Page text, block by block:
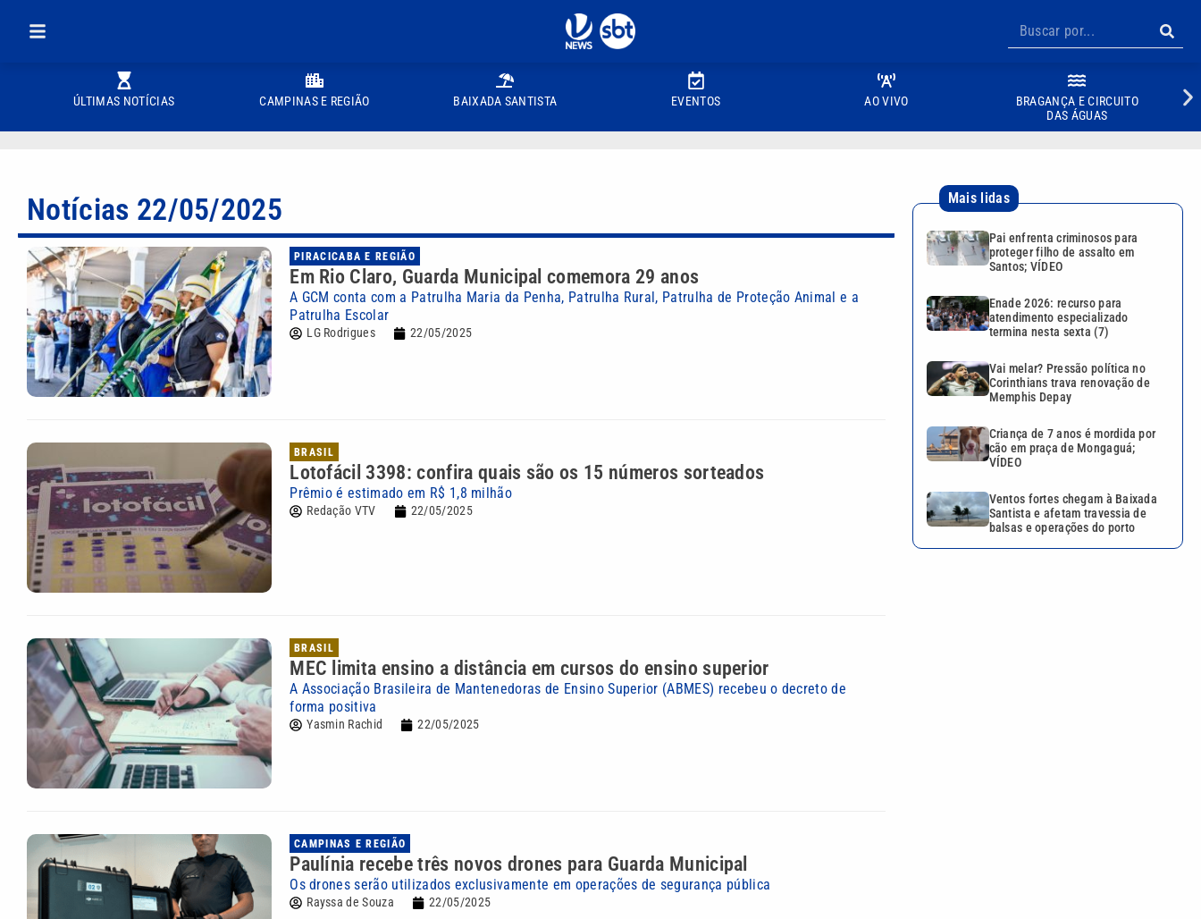
ÚLTIMAS NOTÍCIAS CAMPINAS E REGIÃO BAIXADA SANTISTA EVENTOS AO VIVO
BRAGANÇA E CIRCUITO
DAS ÁGUAS
Notícias 22/05/2025
PIRACICABA E REGIÃO
Em Rio Claro, Guarda Municipal comemora 29 anos
A GCM conta com a Patrulha Maria da Penha, Patrulha Rural, Patrulha de Proteção Animal e a
Patrulha Escolar
LG Rodrigues 22/05/2025
BRASIL
Lotofácil 3398: confira quais são os 15 números sorteados
Prêmio é estimado em R$ 1,8 milhão
Redação VTV 22/05/2025
BRASIL
MEC limita ensino a distância em cursos do ensino superior
A Associação Brasileira de Mantenedoras de Ensino Superior (ABMES) recebeu o decreto de
forma positiva
Yasmin Rachid 22/05/2025
CAMPINAS E REGIÃO
Paulínia recebe três novos drones para Guarda Municipal
Os drones serão utilizados exclusivamente em operações de segurança pública
Rayssa de Souza 22/05/2025
Mais lidas
Pai enfrenta criminosos para
proteger filho de assalto em
Santos; VÍDEO
Enade 2026: recurso para
atendimento especializado
termina nesta sexta (7)
Vai melar? Pressão política no
Corinthians trava renovação de
Memphis Depay
Criança de 7 anos é mordida por
cão em praça de Mongaguá;
VÍDEO
Ventos fortes chegam à Baixada
Santista e afetam travessia de
balsas e operações do porto